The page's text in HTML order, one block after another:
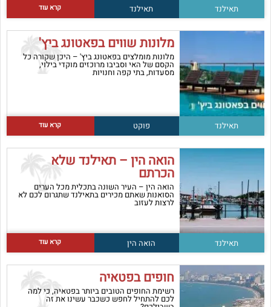
תאילנד תאילנד קרא עוד
מלונות שווים בפאטונג ביץ'
מלונות מומלצים בפאטונג ביץ' – היכן שקורה כל
הקסם של האי וסביבו מרוכזים מוקדי בילוי,
מסעדות, בתי קפה וחנויות
תאילנד פוקט קרא עוד
הואה הין – תאילנד שלא
הכרתם
הואה הין – העיר השונה בתכלית מכל הערים
הסואנות שאתם מכירים בתאילנד שתגרום לכם לא
לרצות לעזוב
תאילנד הואה הין קרא עוד
חופים בפטאיה
רשימת החופים הטובים ביותר בפטאיה, כי למה
לכם להתחיל לחפש כשכבר עשינו את זה